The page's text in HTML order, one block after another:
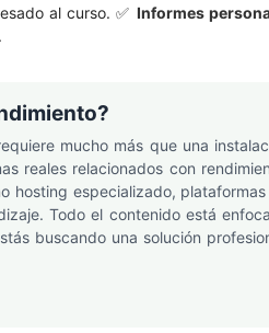
al curso. ✅ Informes
mucho más que una
reales relacionados con
hosting especializado,
Todo el contenido está
buscando una solución